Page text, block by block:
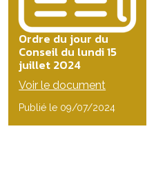
Ordre du jour du
Conseil du lundi 15
juillet 2024
Voir le document
Publié le 09/07/2024